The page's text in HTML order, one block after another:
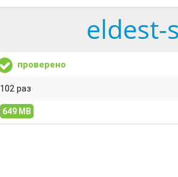
проверено
102 раз
649 MB